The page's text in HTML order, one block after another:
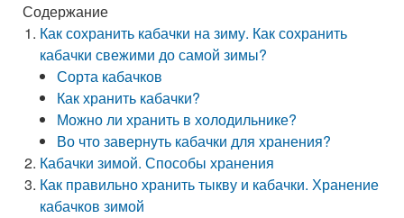
Содержание
Как сохранить кабачки на зиму. Как сохранить
кабачки свежими до самой зимы?
Сорта кабачков
Как хранить кабачки?
Можно ли хранить в холодильнике?
Во что завернуть кабачки для хранения?
Кабачки зимой. Способы хранения
Как правильно хранить тыкву и кабачки. Хранение
кабачков зимой